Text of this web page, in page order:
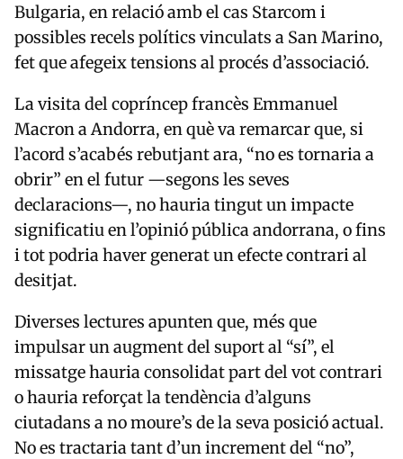
Bulgaria, en relació amb el cas Starcom i
possibles recels polítics vinculats a San Marino,
fet que afegeix tensions al procés d’associació.
La visita del copríncep francès Emmanuel
Macrona Andorra, en què va remarcar que, si
l’acord s’acabés rebutjant ara, “no es tornaria a
obrir” en el futur —segons les seves
declaracions—, no hauria tingut un impacte
significatiu en l’opinió pública andorrana, o fins
i tot podria haver generat un efecte contrari al
desitjat.
Diverses lectures apunten que, més que
impulsar un augment del suport al “sí”, el
missatge hauria consolidat part del vot contrari
o hauria reforçat la tendència d’alguns
ciutadans a no moure’s de la seva posició actual.
No es tractaria tant d’un increment del “no”,